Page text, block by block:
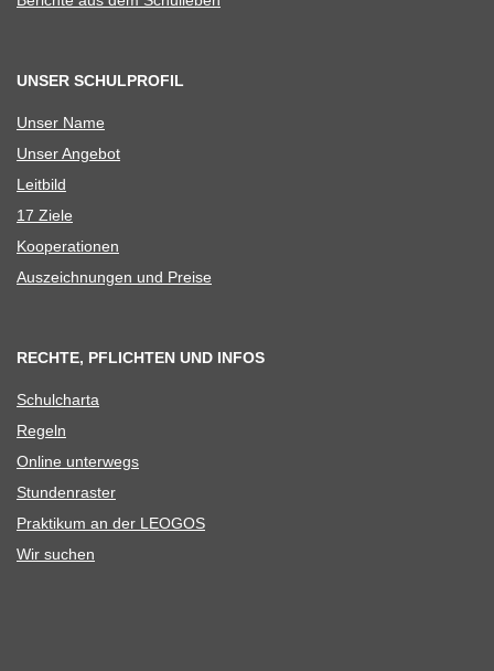
UNSER SCHULPROFIL
Unser Name
Unser Ange­bot
Leit­bild
17 Ziele
Koope­ra­tio­nen
Aus­zeich­nun­gen und Preise
RECHTE, PFLICHTEN UND INFOS
Schul­charta
Regeln
Online unter­wegs
Stun­den­ras­ter
Prak­ti­kum an der LEOGOS
Wir suchen